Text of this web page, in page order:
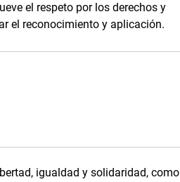
el respeto por los derechos y
el reconocimiento y aplicación.
igualdad y solidaridad, como